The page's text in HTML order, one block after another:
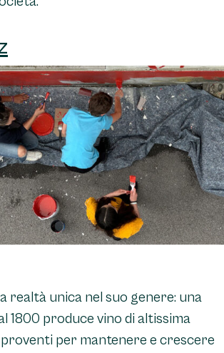
realtà unica nel suo genere: una
1800 produce vino di altissima
per mantenere e crescere